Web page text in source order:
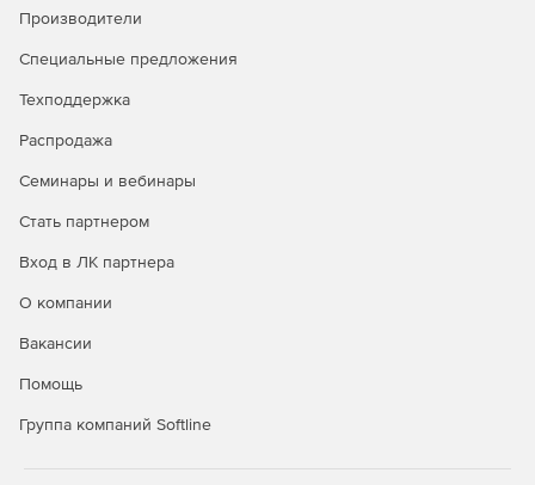
Производители
Специальные предложения
Техподдержка
Распродажа
Семинары и вебинары
Стать партнером
Вход в ЛК партнера
О компании
Вакансии
Помощь
Группа компаний Softline